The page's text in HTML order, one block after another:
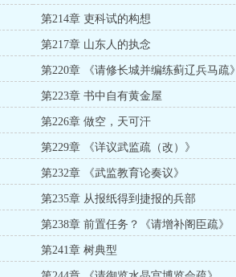
第214章 吏科试的构想
第217章 山东人的执念
第220章 《请修长城并编练蓟辽兵马疏》
第223章 书中自有黄金屋
第226章 做空，天可汗
第229章 《详议武监疏（改）》
第232章 《武监教育论奏议》
第235章 从报纸得到捷报的兵部
第238章 前置任务？《请增补阁臣疏》
第241章 树典型